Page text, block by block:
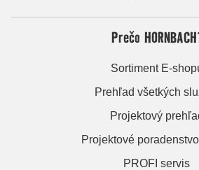
Prečo
Sortiment E-
Prehľad všetkých
Projektový
Projektové
PROFI servis